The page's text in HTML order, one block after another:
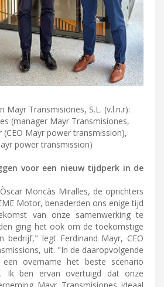
Mayr Transmisiones, S.L. (v.l.n.r):
(manager Mayr Transmisiones,
(CEO Mayr power transmission),
power transmission)
voor een nieuw tijdperk in de
Moncàs Miralles, de oprichters
Motor, benaderden ons enige tijd
van onze samenwerking te
ging het ook om de toekomstige
bedrijf," legt Ferdinand Mayr, CEO
uit. "In de daaropvolgende
een overname het beste scenario
Ik ben ervan overtuigd dat onze
Mayr Transmisiones ideaal